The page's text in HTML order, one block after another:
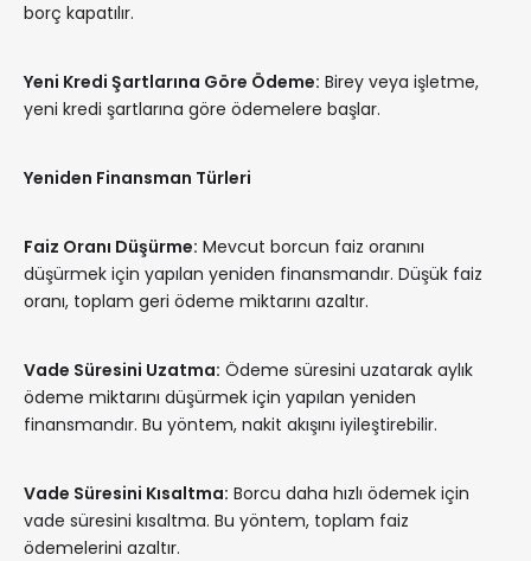
borç kapatılır.
Yeni Kredi Şartlarına Göre Ödeme: Birey veya işletme,
yeni kredi şartlarına göre ödemelere başlar.
Yeniden Finansman Türleri
Faiz Oranı Düşürme: Mevcut borcun faiz oranını
düşürmek için yapılan yeniden finansmandır. Düşük faiz
oranı, toplam geri ödeme miktarını azaltır.
Vade Süresini Uzatma: Ödeme süresini uzatarak aylık
ödeme miktarını düşürmek için yapılan yeniden
finansmandır. Bu yöntem, nakit akışını iyileştirebilir.
Vade Süresini Kısaltma: Borcu daha hızlı ödemek için
vade süresini kısaltma. Bu yöntem, toplam faiz
ödemelerini azaltır.